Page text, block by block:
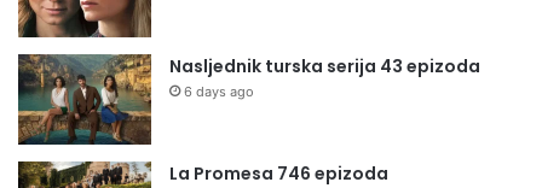
Nasljednik turska serija 43 epizoda
6 days ago
La Promesa 746 epizoda